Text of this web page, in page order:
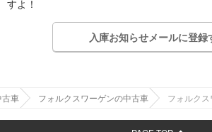
すよ！
入庫お知らせメールに登録
古車 フォルクスワーゲンの中古車 フォルク